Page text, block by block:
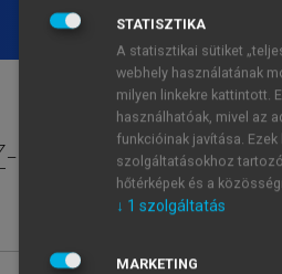
STATISZTIKA
A statisztikai sütiket
webhely használatának
milyen linkekre kattintott.
használhatóak, mivel az
funkcióinak javítása.
szolgáltatásokhoz
hőtérképek és a
↓ 1 szolgáltatás
MARKETING